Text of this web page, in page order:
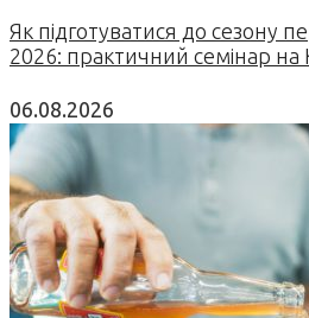
Як підготуватися до сезону
2026: практичний семінар на
06.08.2026